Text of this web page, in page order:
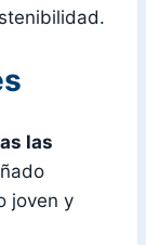
las
joven y